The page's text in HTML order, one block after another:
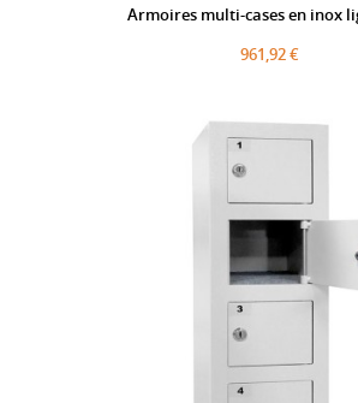
Armoires multi-cases en inox
961,92 €